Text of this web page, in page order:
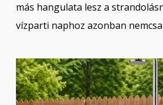
más hangulata lesz a
vízparti naphoz azonban